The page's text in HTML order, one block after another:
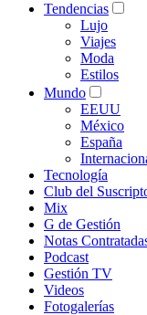
Tendencias
Lujo
Viajes
Moda
Estilos
Mundo
EEUU
México
España
Tecnología
Club del
Mix
G de Gestión
Notas
Podcast
Gestión TV
Videos
Fotogalerías